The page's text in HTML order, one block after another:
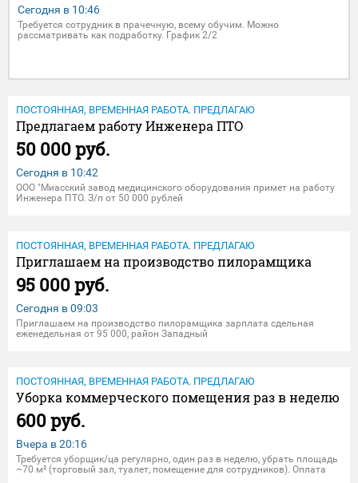
Сегодня в 10:46
Требуется сотрудник в прачечную, всему обучим. Можно
рассматривать как подработку. График 2/2
ПОСТОЯННАЯ, ВРЕМЕННАЯ РАБОТА. ПРЕДЛАГАЮ
Предлагаем работу Инженера ПТО
50 000 руб.
Сегодня в 10:42
ООО "Миасский завод медицинского оборудования примет на работу
Инженера ПТО. З/п от 50 000 рублей
ПОСТОЯННАЯ, ВРЕМЕННАЯ РАБОТА. ПРЕДЛАГАЮ
Приглашаем на производство пилорамщика
95 000 руб.
Сегодня в09:03
Приглашаем на производство пилорамщика зарплата сдельная
еженедельная от 95 000, район Западный
ПОСТОЯННАЯ, ВРЕМЕННАЯ РАБОТА. ПРЕДЛАГАЮ
Уборка коммерческого помещения раз в неделю
600 руб.
Вчера в20:16
Требуется уборщик/ца регулярно, один раз в неделю, убрать площадь
~70 м² (торговый зал, туалет, помещение для сотрудников). Оплата